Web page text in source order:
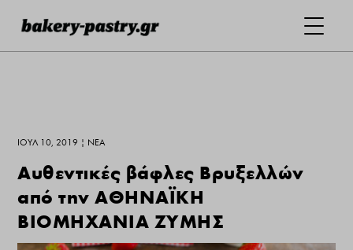
ΙΟΎΛ 10, 2019 | ΝΕΑ
Αυθεντικές βάφλες Βρυξελλών
από την ΑΘΗΝΑΪΚΗ
ΒΙΟΜΗΧΑΝΙΑ ΖΥΜΗΣ